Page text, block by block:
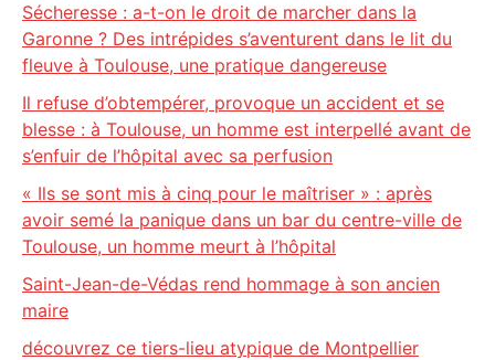
Sécheresse : a-t-on le droit de marcher dans la
Garonne ? Des intrépides s’aventurent dans le lit du
fleuve à Toulouse, une pratique dangereuse
Il refuse d’obtempérer, provoque un accident et se
blesse : à Toulouse, un homme est interpellé avant de
s’enfuir de l’hôpital avec sa perfusion
« Ils se sont mis à cinq pour le maîtriser » : après
avoir semé la panique dans un bar du centre-ville de
Toulouse, un homme meurt à l’hôpital
Saint-Jean-de-Védas rend hommage à son ancien
maire
découvrez ce tiers-lieu atypique de Montpellier